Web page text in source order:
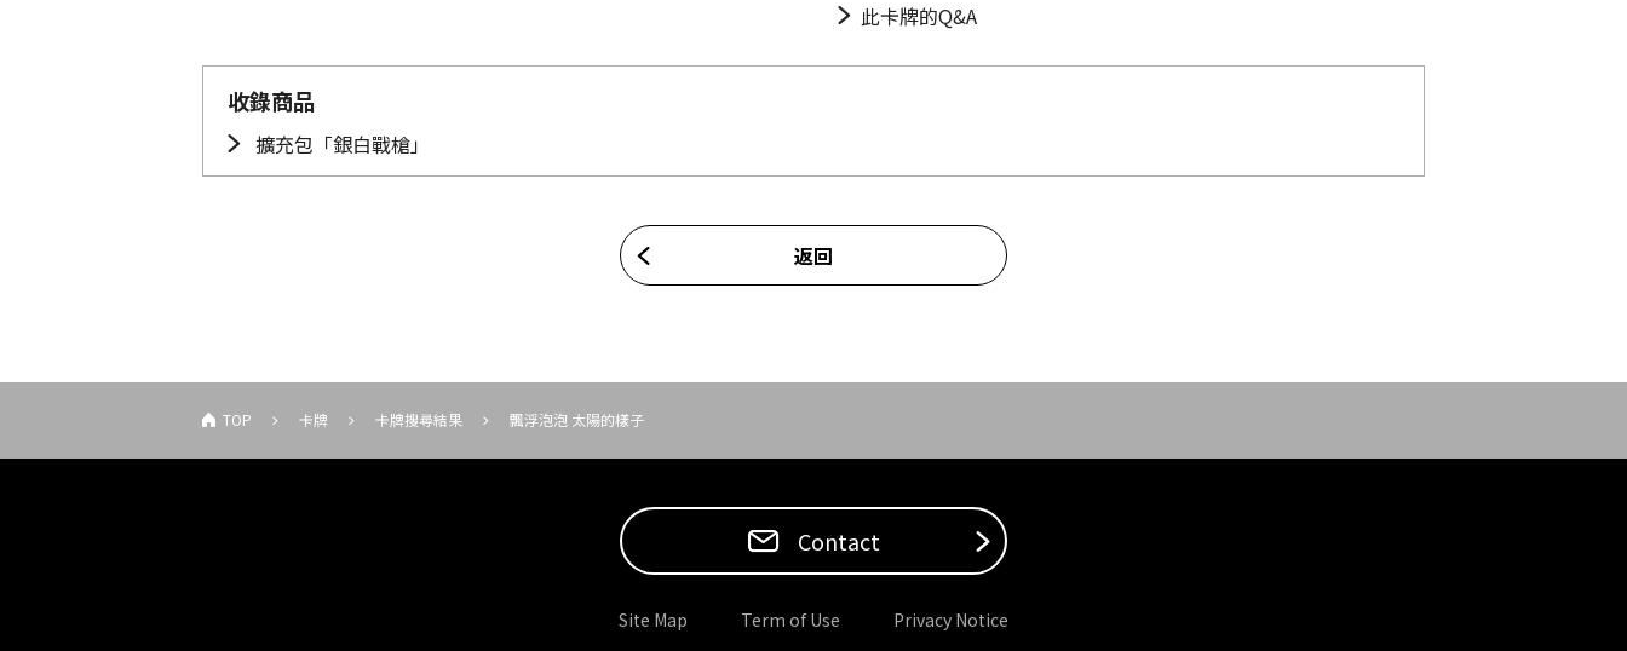
此卡牌的Q&A
收錄商品
擴充包「銀白戰槍」
返回
TOP 卡牌 卡牌搜尋結果 飄浮泡泡 太陽的樣子
Contact
Site Map Term of Use Privacy Notice